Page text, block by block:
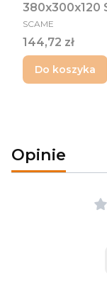
380x300x120
PRODUCENT
SCAME
Cena
144,72 zł
Do koszyka
Opinie